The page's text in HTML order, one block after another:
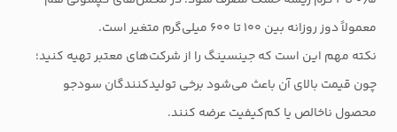
معمولاً دوز روزانه بین ۱۰۰ تا ۶۰۰ میلی‌گرم متغیر است.
نکته مهم این است که جینسینگ را از شرکت‌های معتبر تهیه کنید؛
چون قیمت بالای آن باعث می‌شود برخی تولیدکنندگان سودجو
محصول ناخالص یا کم‌کیفیت عرضه کنند.